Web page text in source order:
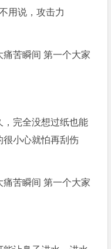
用说，攻击力
，完全没想过纸也能
很小心就怕再刮伤